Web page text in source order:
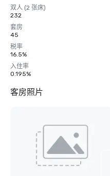
双人 (2 张床)
232
套房
45
税率
16.5%
入住率
0.195%
客房照片